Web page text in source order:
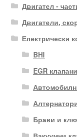
Двигател -
Двигатели,
Електрически
BHI
EGR клапани
Брави и